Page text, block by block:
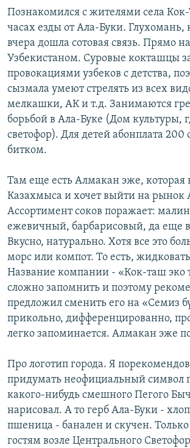
Познакомился с жителями села
часах езды от Ала-Буки. Глухомань,
вчера дошла сотовая связь. Прямо
Узбекистаном. Суровые кокташцы
провокациями узбеков с детства,
сызмала умеют стрелять из всех
мелкашки, АК и т.д. Занимаются
борьбой в Ала-Буке (Дом культуры,
светофор). Для детей абонплата 200
битком.
Там еще есть Алмакан эже, которая
Казахмыса и хочет выйти на рынок
Ассортимент соков поражает:
ежевичный, барбарисовый, да еще
Вкусно, натурально. Хотя все это
морс или компот. То есть,
Название компании - «Кок-таш эко
сложно запомнить и поэтому
предложил сменить его на «Семиз
прикольно, дифференцированно,
легко запоминается. Алмакан эже
Про логотип города. Я
придумать неофициальный символ
какого-нибудь смешного Пегого
нарисовал. А то герб Ала-Буки -
пшеница - банален и скучен.
гостям возле Центрального